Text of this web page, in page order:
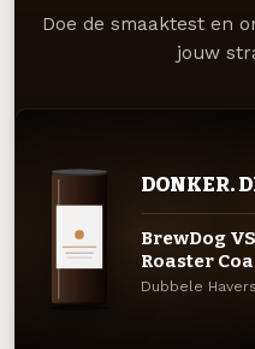
Doe de smaaktest en
jouw
DONKER.
BrewDog
Roaster
Dubbele